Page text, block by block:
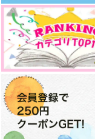
Grope in the dark
yellow
ししゃもリプリーズ
ししゃも飯屋
専売 629円（税込）
憂国のモリアーティ
シャーロック×ウィリアム
サンプル
カート